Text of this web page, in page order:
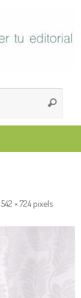
Buscar
542 × 724pixels